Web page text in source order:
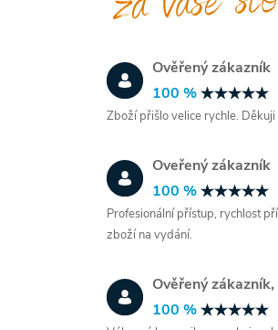
Ověřený zákazník
100 %
Zboží přišlo velice rychle. Děkuji
Oveřený zákazník
100 %
Profesionální přístup, rychlost
zboží na vydání.
Ověřený
100 %